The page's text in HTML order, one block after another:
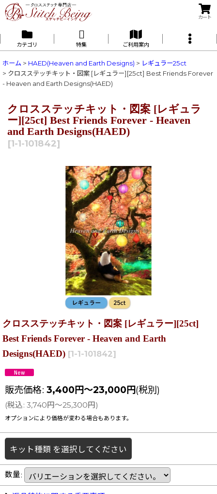
カート
カテゴリ 特集 ご利用案内
ホーム > HAED(Heaven and Earth Designs) > レギュラー25ct
> クロスステッチキット・図案 [レギュラー][25ct] Best Friends Forever
- Heaven and Earth Designs(HAED)
クロスステッチキット・図案 [レギュラ
ー][25ct] Best Friends Forever - Heaven
and Earth Designs(HAED)
[1-1-101842]
クロスステッチキット・図案 [レギュラー][25ct]
Best Friends Forever - Heaven and Earth
Designs(HAED) [1-1-101842]
販売価格: 3,400 円～23,000 円(税別)
(税込: 3,740円 ～25,300円 )
オプションにより価格が変わる場合もあります。
キット種類 を選択してください
数量: